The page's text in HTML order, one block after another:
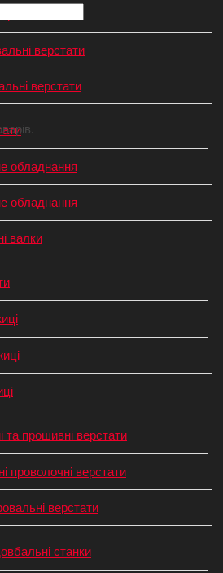
з ЧПУ
верстати
верстати
обладнання
обладнання
валки
та прошивні верстати
проволочні верстати
верстати
станки